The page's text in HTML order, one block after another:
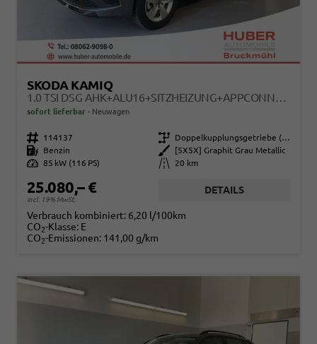
SKODA KAMIQ
1.0 TSI DSG AHK+ALU16+SITZHEIZUNG+APPCONNECT+GV5+LED+NEBEL+KLIMA
sofort lieferbar Neuwagen
Fahrzeugnr. 114137 Getriebe
Doppelkupplungsgetriebe (DSG)
Kraftstoff
Benzin Außenfarbe
[5X5X] Graphit Grau Metallic
Leistung 85 kW (116 PS) Kilometerstand 20 km
25.080,– €
incl. 19% MwSt.
DETAILS
Verbrauch kombiniert: 6,20 l/100km
CO2-Klasse: E
CO2-Emissionen: 141,00 g/km